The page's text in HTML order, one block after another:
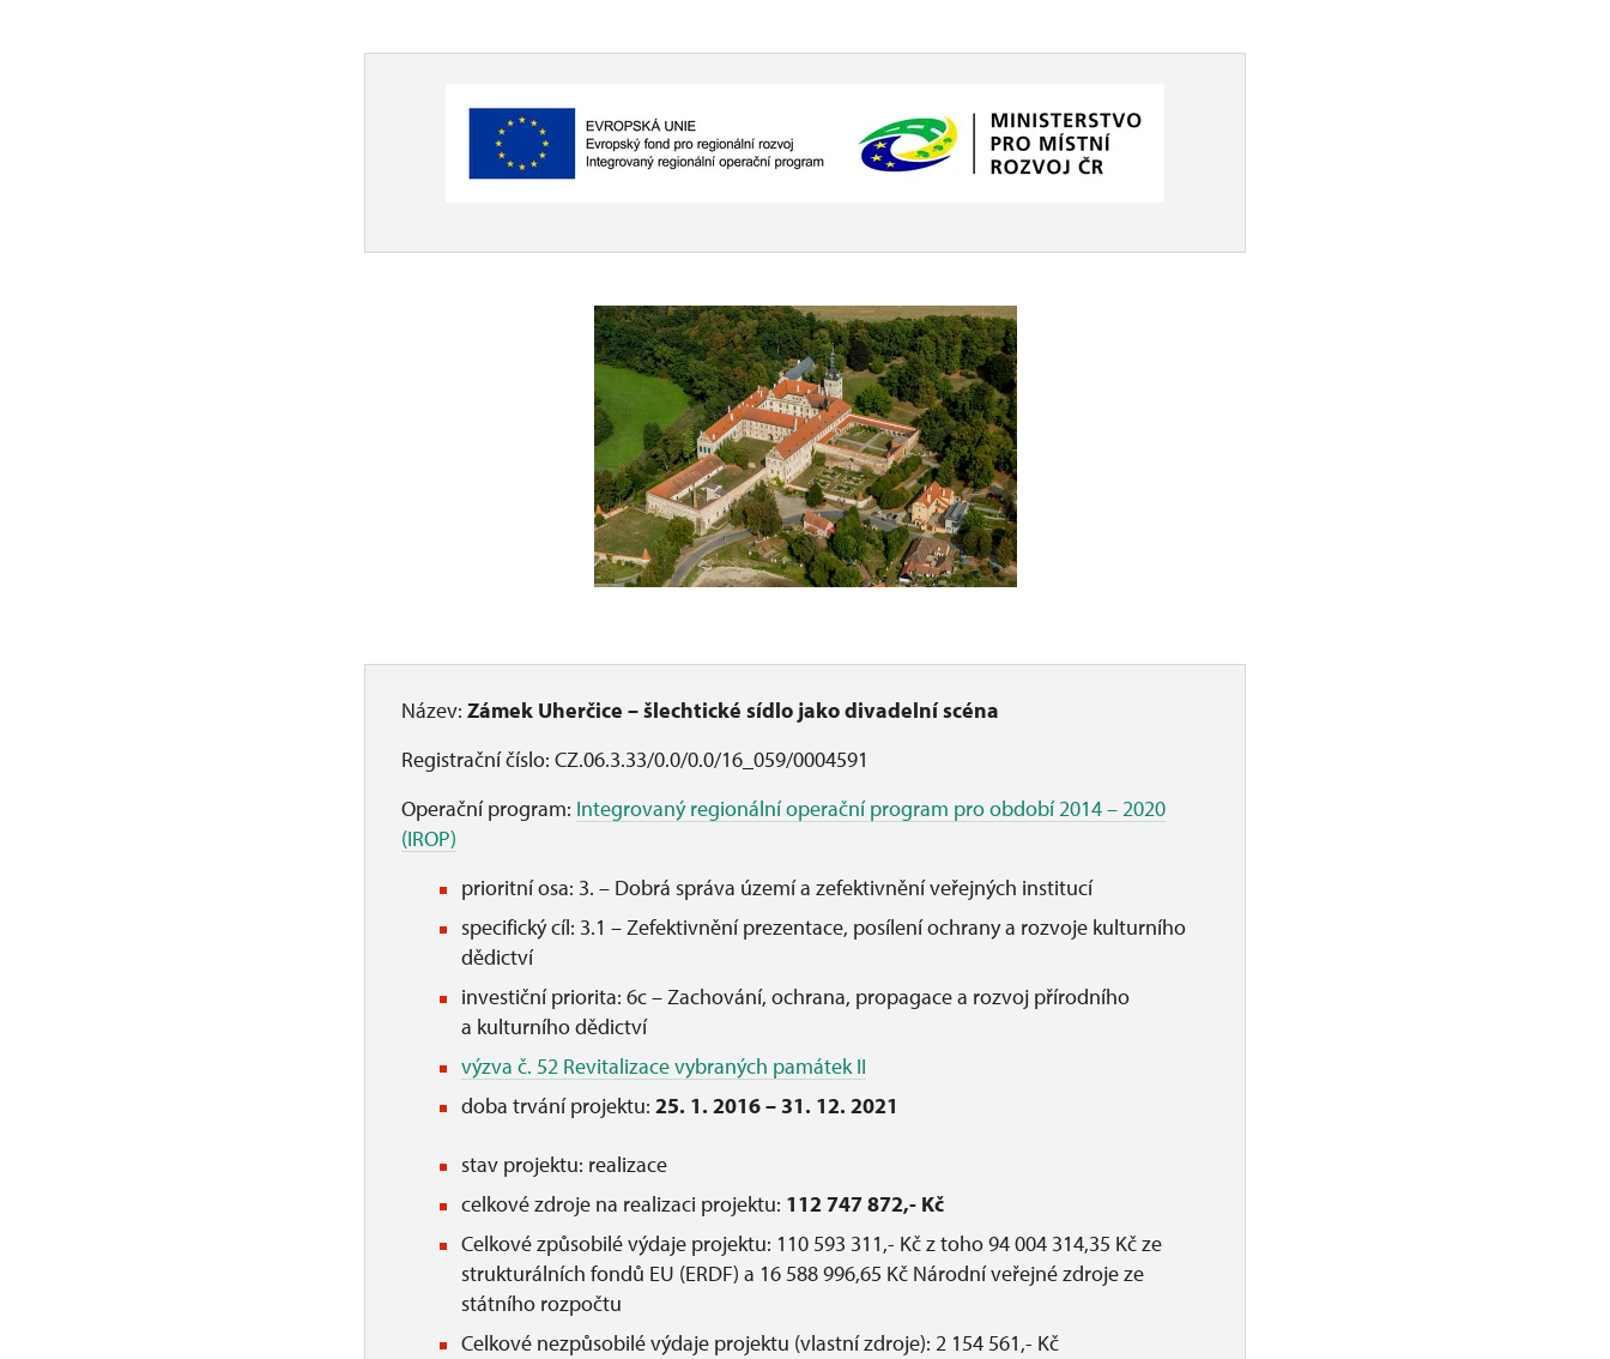
Název: Zámek Uherčice – šlechtické sídlo jako divadelní scéna
Registrační číslo: CZ.06.3.33/0.0/0.0/16_059/0004591
Operační program: Integrovaný regionální operační program pro období 2014 – 2020
(IROP)
prioritní osa: 3. – Dobrá správa území a zefektivnění veřejných institucí
specifický cíl: 3.1 – Zefektivnění prezentace, posílení ochrany a rozvoje kulturního
dědictví
investiční priorita: 6c – Zachování, ochrana, propagace a rozvoj přírodního
a kulturního dědictví
výzva č. 52 Revitalizace vybraných památek II
doba trvání projektu: 25. 1. 2016 – 31. 12. 2021
stav projektu: realizace
celkové zdroje na realizaci projektu: 112 747 872,- Kč
Celkové způsobilé výdaje projektu: 110 593 311,- Kč z toho 94 004 314,35 Kč ze
strukturálních fondů EU (ERDF) a 16 588 996,65 Kč Národní veřejné zdroje ze
státního rozpočtu
Celkové nezpůsobilé výdaje projektu (vlastní zdroje): 2 154 561,- Kč